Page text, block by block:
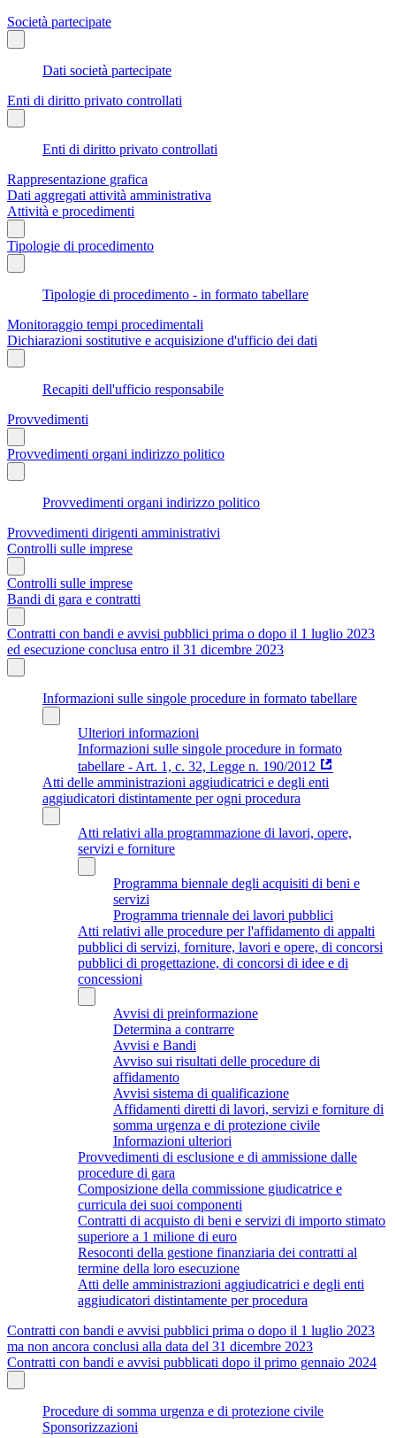
Società partecipate
Dati società partecipate
Enti di diritto privato controllati
Enti di diritto privato controllati
Rappresentazione grafica
Dati aggregati attività amministrativa
Attività e procedimenti
Tipologie di procedimento
Tipologie di procedimento - in formato tabellare
Monitoraggio tempi procedimentali
Dichiarazioni sostitutive e acquisizione d'ufficio dei dati
Recapiti dell'ufficio responsabile
Provvedimenti
Provvedimenti organi indirizzo politico
Provvedimenti organi indirizzo politico
Provvedimenti dirigenti amministrativi
Controlli sulle imprese
Controlli sulle imprese
Bandi di gara e contratti
Contratti con bandi e avvisi pubblici prima o dopo il 1 luglio 2023
ed esecuzione conclusa entro il 31 dicembre 2023
Informazioni sulle singole procedure in formato tabellare
Ulteriori informazioni
Informazioni sulle singole procedure in formato
tabellare - Art. 1, c. 32, Legge n. 190/2012
Atti delle amministrazioni aggiudicatrici e degli enti
aggiudicatori distintamente per ogni procedura
Atti relativi alla programmazione di lavori, opere,
servizi e forniture
Programma biennale degli acquisiti di beni e
servizi
Programma triennale dei lavori pubblici
Atti relativi alle procedure per l'affidamento di appalti
pubblici di servizi, forniture, lavori e opere, di concorsi
pubblici di progettazione, di concorsi di idee e di
concessioni
Avvisi di preinformazione
Determina a contrarre
Avvisi e Bandi
Avviso sui risultati delle procedure di
affidamento
Avvisi sistema di qualificazione
Affidamenti diretti di lavori, servizi e forniture di
somma urgenza e di protezione civile
Informazioni ulteriori
Provvedimenti di esclusione e di ammissione dalle
procedure di gara
Composizione della commissione giudicatrice e
curricula dei suoi componenti
Contratti di acquisto di beni e servizi di importo stimato
superiore a 1 milione di euro
Resoconti della gestione finanziaria dei contratti al
termine della loro esecuzione
Atti delle amministrazioni aggiudicatrici e degli enti
aggiudicatori distintamente per procedura
Contratti con bandi e avvisi pubblici prima o dopo il 1 luglio 2023
ma non ancora conclusi alla data del 31 dicembre 2023
Contratti con bandi e avvisi pubblicati dopo il primo gennaio 2024
Procedure di somma urgenza e di protezione civile
Sponsorizzazioni